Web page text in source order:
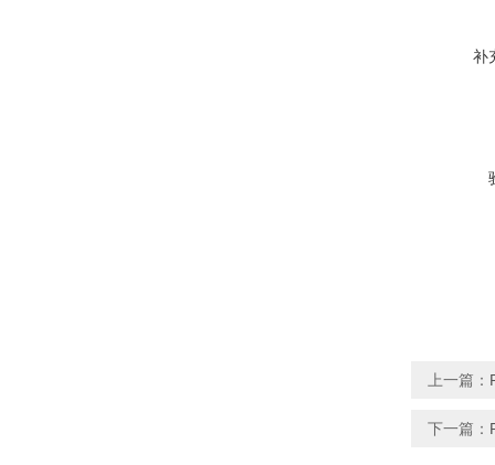
补
上一篇：
下一篇：